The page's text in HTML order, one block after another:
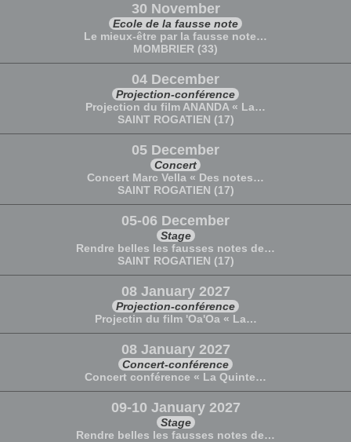
30 November
Ecole de la fausse note
Le mieux-être par la fausse note…
MOMBRIER (33)
04 December
Projection-conférence
Projection du film ANANDA « La…
SAINT ROGATIEN (17)
05 December
Concert
Concert Marc Vella « Des notes…
SAINT ROGATIEN (17)
05-06 December
Stage
Rendre belles les fausses notes de…
SAINT ROGATIEN (17)
08 January 2027
Projection-conférence
Projectin du film 'Oa'Oa « La…
08 January 2027
Concert-conférence
Concert conférence « La Quinte…
09-10 January 2027
Stage
Rendre belles les fausses notes de…